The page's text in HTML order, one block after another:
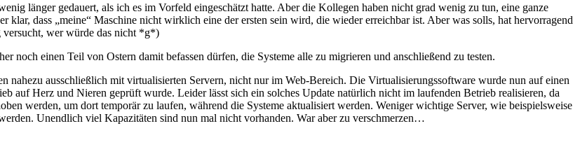
länger gedauert, als ich es im Vorfeld eingeschätzt hatte. Aber die Kollegen haben nicht grad wenig zu tun, eine ganze
dass „meine“ Maschine nicht wirklich eine der ersten sein wird, die wieder erreichbar ist. Aber was solls, hat hervorragend
versucht, wer würde das nicht *g*)
noch einen Teil von Ostern damit befassen dürfen, die Systeme alle zu migrieren und anschließend zu testen.
nahezu ausschließlich mit virtualisierten Servern, nicht nur im Web-Bereich. Die Virtualisierungssoftware wurde nun auf einen
auf Herz und Nieren geprüft wurde. Leider lässt sich ein solches Update natürlich nicht im laufenden Betrieb realisieren, da
werden, um dort temporär zu laufen, während die Systeme aktualisiert werden. Weniger wichtige Server, wie beispielsweise
Unendlich viel Kapazitäten sind nun mal nicht vorhanden. War aber zu verschmerzen…